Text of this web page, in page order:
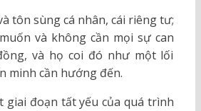
tôn sùng cá nhân, cái riêng tư;
và không cần mọi sự can
và họ coi đó như một lối
minh cần hướng đến.
giai đoạn tất yếu của quá trình